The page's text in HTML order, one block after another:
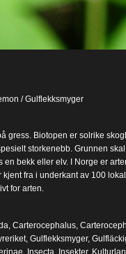
/ Gulflekksmyger
gress. Biotopen er solrike
storkenebb. Grunnen
en bekk eller elv. I Norge er
kjent fra i underkant av 100
for arten.
Carterocephalus
Gulflekksmyger,
Insecta Insekter,